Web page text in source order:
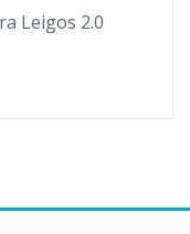
Leigos 2.0